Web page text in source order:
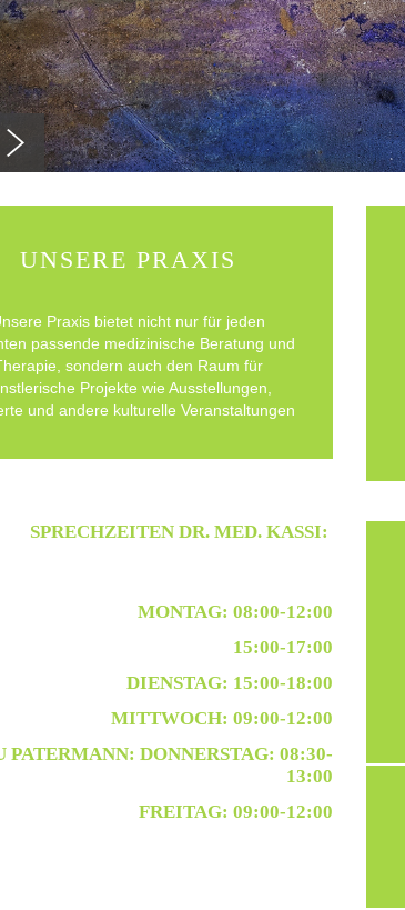
UNSERE PRAXIS
Praxis bietet nicht nur für jeden
passende medizinische Beratung und
sondern auch den Raum für
Projekte wie Ausstellungen,
und andere kulturelle Veranstaltungen
SPRECHZEITEN DR. MED. KASSI:
MONTAG: 08:00-12:00
15:00-17:00
DIENSTAG: 15:00-18:00
MITTWOCH: 09:00-12:00
PATERMANN: DONNERSTAG: 08:30-
13:00
FREITAG: 09:00-12:00